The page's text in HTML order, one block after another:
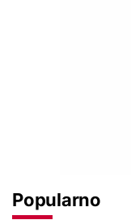
Popularno